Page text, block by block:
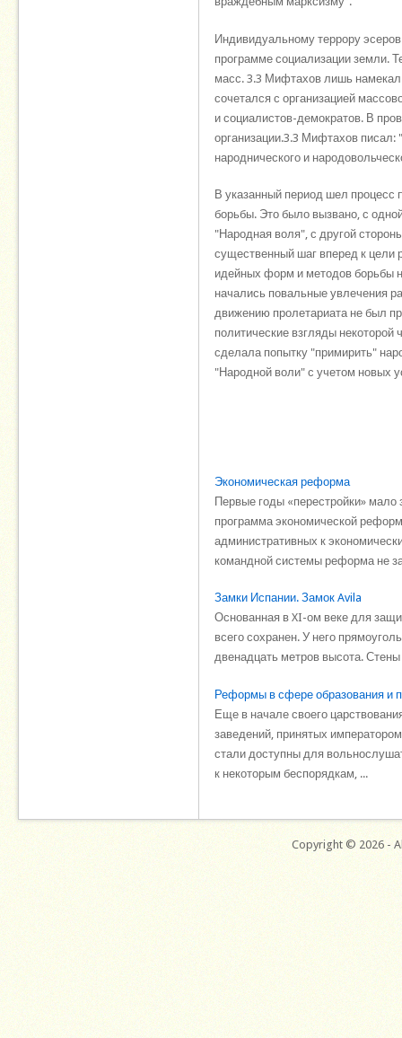
Индивидуальному террору
программе социализации земли.
масс. 3.3 Мифтахов лишь намекал
сочетался с организацией
и социалистов-демократов. В
организации.3.3 Мифтахов писал:
народнического и
В указанный период шел процесс
борьбы. Это было вызвано, с
"Народная воля", с другой
существенный шаг вперед к цели
идейных форм и методов борьбы
начались повальные увлечения
движению пролетариата не был
политические взгляды некоторой
сделала попытку "примирить"
"Народной воли" с учетом новых
Экономическая реформа
Первые годы «перестройки»
программа экономической
административных к
командной систе­мы реформа не
Замки Испании. Замок Avila
Основанная в XI-ом веке для
всего сохранен. У него
двенадцать метров высота.
Реформы в сфере образования и
Еще в начале своего
заведений, принятых
стали доступны для
к некоторым беспорядкам, ...
Copyright © 2026 -